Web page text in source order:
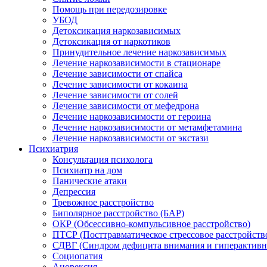
Помощь при передозировке
УБОД
Детоксикация наркозависимых
Детоксикация от наркотиков
Принудительное лечение наркозависимых
Лечение наркозависимости в стационаре
Лечение зависимости от спайса
Лечение зависимости от кокаина
Лечение зависимости от солей
Лечение зависимости от мефедрона
Лечение наркозависимости от героина
Лечение наркозависимости от метамфетамина
Лечение наркозависимости от экстази
Психиатрия
Консультация психолога
Психиатр на дом
Панические атаки
Депрессия
Тревожное расстройство
Биполярное расстройство (БАР)
ОКР (Обсессивно-компульсивное расстройство)
ПТСР (Посттравматическое стрессовое
СДВГ (Синдром дефицита внимания и
Социопатия